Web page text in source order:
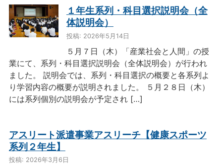
１年生系列・科目選択説明会（全
体説明会）
投稿: 2026年5月14日
５月７日（木）「産業社会と人間」の授
業にて、系列・科目選択説明会（全体説明会）が行われ
ました。 説明会では、系列・科目選択の概要と各系列よ
り学習内容の概要が説明されました。 ５月２８日（木）
には系列個別の説明会が予定され […]
アスリート派遣事業アスリーチ【健康スポーツ
系列２年生】
投稿: 2026年3月6日